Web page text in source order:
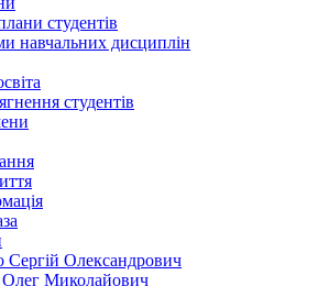
студентів
навчальних дисциплін
студентів
Сергій Олександрович
Миколайович